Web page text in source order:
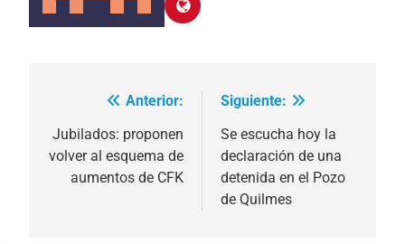
Navegación
de
entradas
Anterior:
Jubilados: proponen
volver al esquema de
aumentos de CFK
Siguiente:
Se escucha hoy la
declaración de una
detenida en el Pozo
de Quilmes